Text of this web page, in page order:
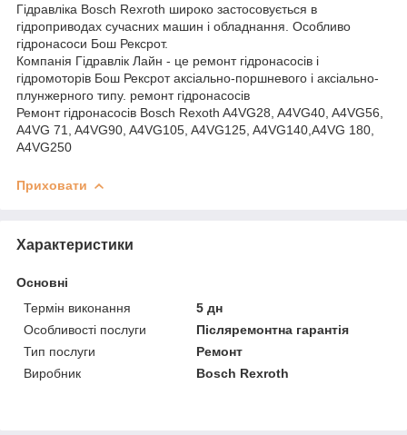
Гідравліка Bosch Rexroth широко застосовується в
гідроприводах сучасних машин і обладнання. Особливо
гідронасоси Бош Рексрот.
Компанія Гідравлік Лайн - це ремонт гідронасосів і
гідромоторів Бош Рексрот аксіально-поршневого і аксіально-
плунжерного типу. ремонт гідронасосів
Ремонт гідронасосів Bosch Rexoth A4VG28, A4VG40, A4VG56,
A4VG 71, A4VG90, A4VG105, A4VG125, A4VG140,A4VG 180,
A4VG250
Приховати
Характеристики
Основні
Термін виконання
5 дн
Особливості послуги
Післяремонтна гарантія
Тип послуги
Ремонт
Виробник
Bosch Rexroth